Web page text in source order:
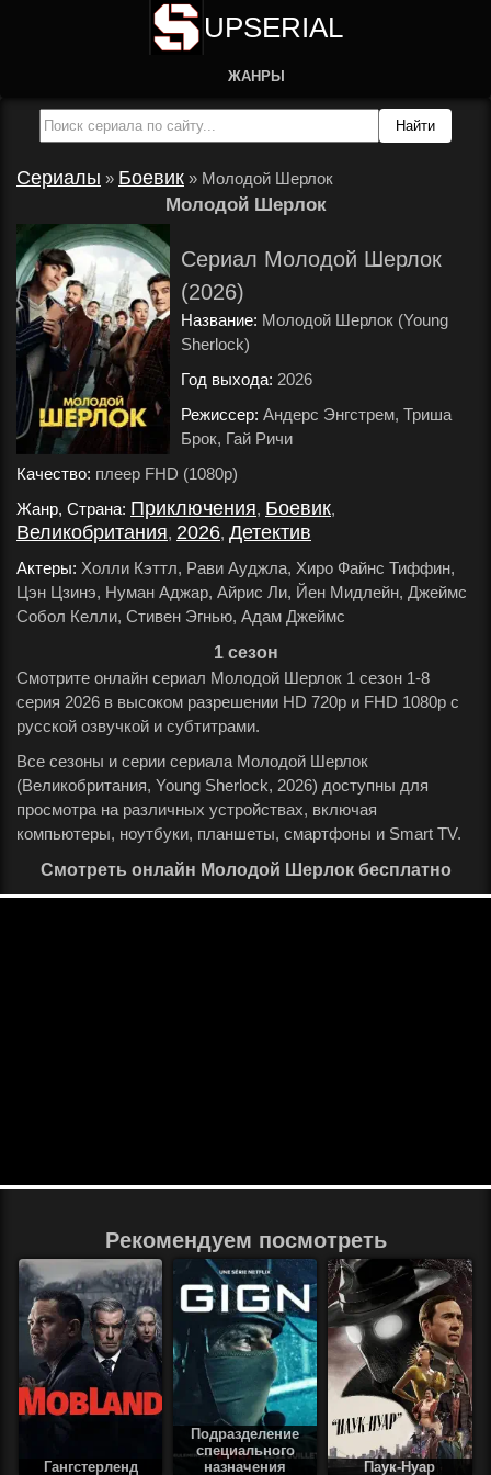
UPSERIAL
ЖАНРЫ
Сериалы » Боевик » Молодой Шерлок
Молодой Шерлок
Сериал Молодой Шерлок
(2026)
Название: Молодой Шерлок (Young
Sherlock)
Год выхода: 2026
Режиссер: Андерс Энгстрем, Триша
Брок, Гай Ричи
Качество: плеер FHD (1080p)
Жанр, Страна: Приключения, Боевик,
Великобритания, 2026, Детектив
Актеры: Холли Кэттл, Рави Ауджла, Хиро Файнс Тиффин,
Цэн Цзинэ, Нуман Аджар, Айрис Ли, Йен Мидлейн, Джеймс
Собол Келли, Стивен Эгнью, Адам Джеймс
1 сезон
Смотрите онлайн сериал Молодой Шерлок 1 сезон 1-8
серия 2026 в высоком разрешении HD 720p и FHD 1080p с
русской озвучкой и субтитрами.
Все сезоны и серии сериала Молодой Шерлок
(Великобритания, Young Sherlock, 2026) доступны для
просмотра на различных устройствах, включая
компьютеры, ноутбуки, планшеты, смартфоны и Smart TV.
Смотреть онлайн Молодой Шерлок бесплатно
Рекомендуем посмотреть
Гангстерленд
Подразделение
специального
назначения
Паук-Нуар